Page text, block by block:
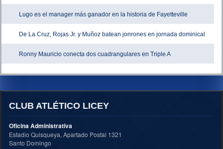
Lugo es el manager más ganador en la historia de Fayetteville
De La Cruz, Rojas Jr. y Muñoz batean jonrones en jornada dominical
Ronny Mauricio conecta dos cuadrangulares en Triple A
CLUB ATLÉTICO LICEY
Oficina Administrativa
Estadio Quisqueya, Apartado Postal 1321
Santo Domingo